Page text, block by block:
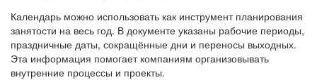
Календарь можно использовать как инструмент планирования
занятости на весь год. В документе указаны рабочие периоды,
праздничные даты, сокращённые дни и переносы выходных.
Эта информация помогает компаниям организовывать
внутренние процессы и проекты.